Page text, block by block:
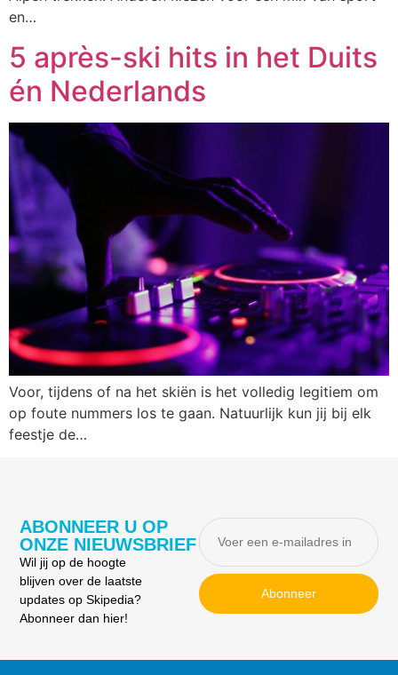
en…
5 après-ski hits in het Duits
én Nederlands
Voor, tijdens of na het skiën is het volledig legitiem om
op foute nummers los te gaan. Natuurlijk kun jij bij elk
feestje de…
ABONNEER U OP
ONZE NIEUWSBRIEF
Wil jij op de hoogte
blijven over de laatste
updates op Skipedia?
Abonneer dan hier!
Abonneer